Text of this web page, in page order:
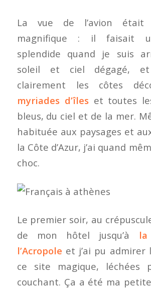
La vue de l’avion était
magnifique : il faisait
splendide quand je suis
soleil et ciel dégagé,
clairement les côtes
myriades d’îleset toutes
bleus, du ciel et de la mer.
habituée aux paysages et
la Côte d’Azur, j’ai quand
choc.
Le premier soir, au
de mon hôtel jusqu’à
l’Acropole et j’ai pu admirer
ce site magique, léchées
couchant. Ça a été ma